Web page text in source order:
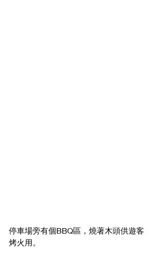
停車場旁有個BBQ區，燒著木頭供遊客
烤火用。